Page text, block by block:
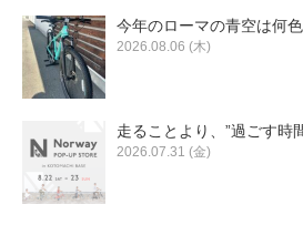
今年のローマの青空は何
2026.08.06 (木)
走ることより、”過ごす時
2026.07.31 (金)